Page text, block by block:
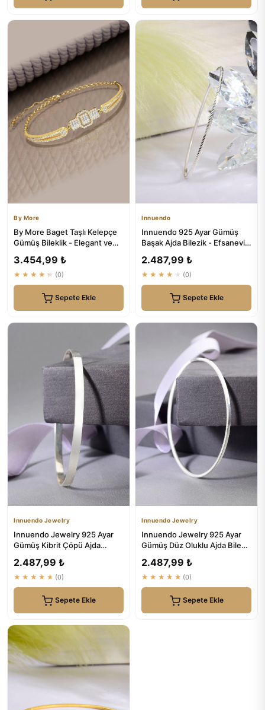
By More
By More Baget Taşlı Kelepçe
Gümüş Bileklik - Elegant ve
3.454,99 ₺
★★★★★ (0)
Sepete Ekle
Innuendo
Innuendo 925 Ayar Gümüş
Başak Ajda Bilezik - Efsanevi
2.487,99 ₺
★★★★★ (0)
Sepete Ekle
Innuendo Jewelry
Innuendo Jewelry 925 Ayar
Gümüş Kibrit Çöpü Ajda
2.487,99 ₺
★★★★★ (0)
Sepete Ekle
Innuendo Jewelry
Innuendo Jewelry 925 Ayar
Gümüş Düz Oluklu Ajda Bilezik
2.487,99 ₺
★★★★★ (0)
Sepete Ekle